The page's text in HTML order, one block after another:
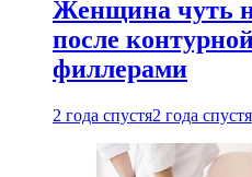
Женщина чуть
после
филлерами
2 года спустя2 года спустя